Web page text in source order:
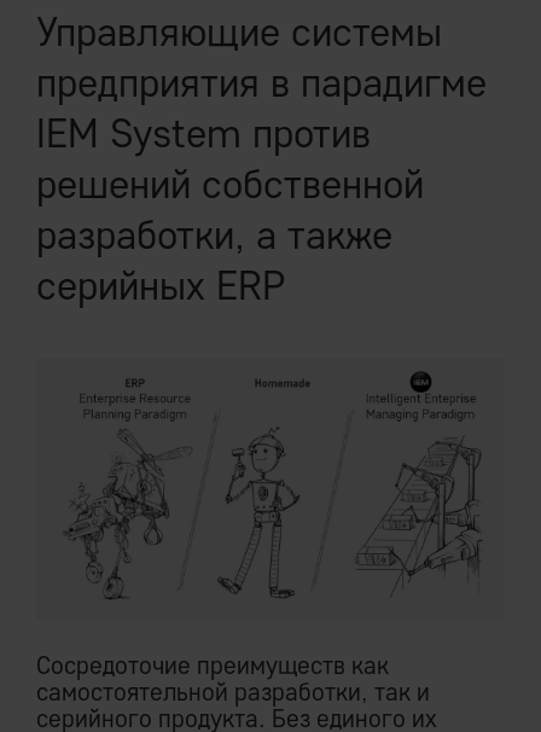
Управляющие системы
предприятия в парадигме
IEM System против
решений собственной
разработки, а также
серийных ERP
Cocредоточие преимуществ как
самостоятельной разработки, так и
серийного продукта. Без единого их